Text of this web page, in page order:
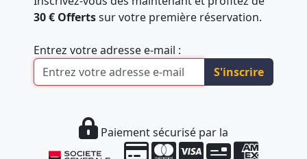
30 € Offertssur votre première réservation.
Entrez votre adresse e-mail :
S'inscrire
Paiement sécurisé par la